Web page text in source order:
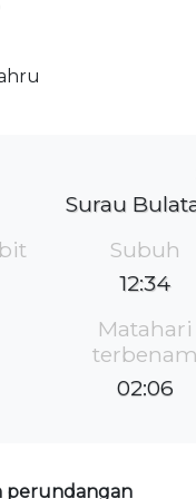
Surau
Subuh
12:34
Matahari
terbenam
02:06
perundangan